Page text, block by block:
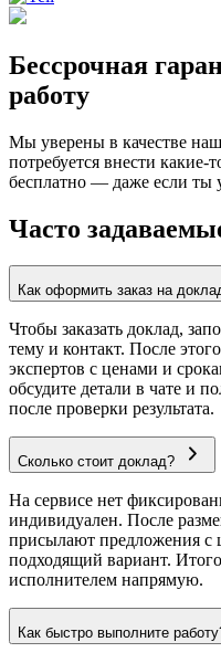
Бессрочная
работу
Мы уверены в качестве
потребуется внести
бесплатно — даже если ты
Часто
Как оформить заказ на
Чтобы заказать доклад,
тему и контакт. После
экспертов с ценами и
обсудите детали в чате и
после проверки результата.
Сколько стоит доклад?
На сервисе нет
индивидуален. После
присылают предложения с
подходящий вариант.
исполнителем напрямую.
Как быстро выполните